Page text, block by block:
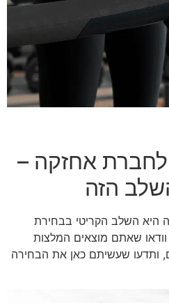
אחזקה –
הזה
היא השלב הקריטי בבחירת
שאתם מוצאים המלצות
ותדעו שעשיתם כאן את הבחירה